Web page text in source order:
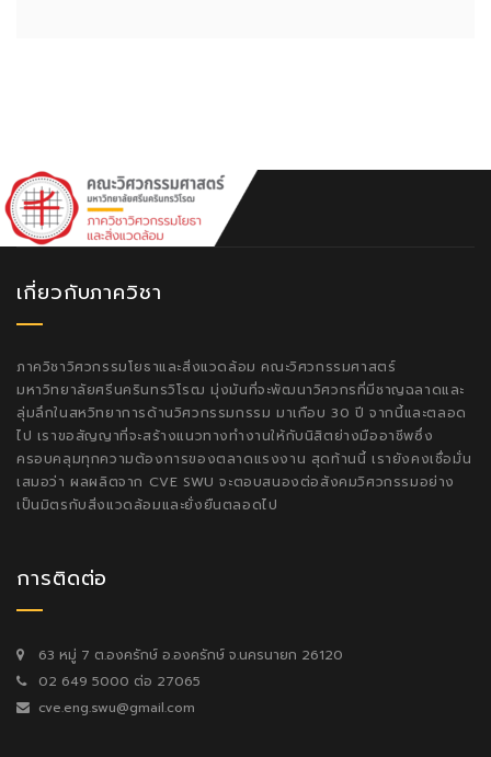
เกี่ยวกับภาควิชา
ภาควิชาวิศวกรรมโยธาและสิ่งแวดล้อม คณะวิศวกรรมศาสตร์
มหาวิทยาลัยศรีนครินทรวิโรฒ มุ่งมันที่จะพัฒนาวิศวกรที่มีชาญฉลาดและ
ลุ่มลึกในสหวิทยาการด้านวิศวกรรมกรรม มาเกือบ 30 ปี จากนี้และตลอด
ไป เราขอสัญญาที่จะสร้างแนวทางทำงานให้กับนิสิตย่างมืออาชีพซึ่ง
ครอบคลุมทุกความต้องการของตลาดแรงงาน สุดท้านนี้ เรายังคงเชื่อมั่น
เสมอว่า ผลผลิตจาก CVE SWU จะตอบสนองต่อสังคมวิศวกรรมอย่าง
เป็นมิตรกับสิ่งแวดล้อมและยั่งยืนตลอดไป
การติดต่อ
63 หมู่ 7 ต.องครักษ์ อ.องครักษ์ จ.นครนายก 26120
02 649 5000 ต่อ 27065
cve.eng.swu@gmail.com